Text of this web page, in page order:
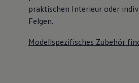
praktischen Interieur oder
Felgen.
Modellspezifisches Zubehör